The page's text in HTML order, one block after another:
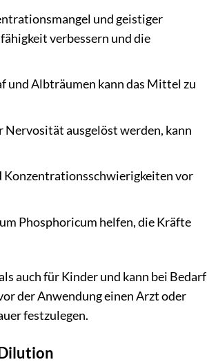
und geistiger
verbessern und die
und Albträumen kann das Mittel zu
Nervosität ausgelöst werden, kann
Konzentrationsschwierigkeiten vor
Phosphoricum helfen, die Kräfte
auch für Kinder und kann bei Bedarf
der Anwendung einen Arzt oder
festzulegen.